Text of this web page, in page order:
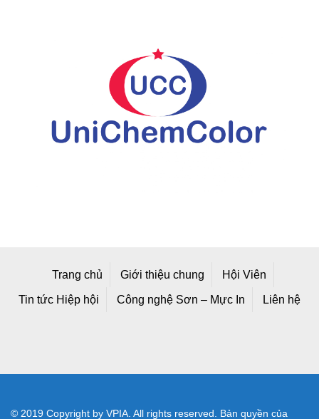
Trang chủ Giới thiệu chung Hội Viên
Tin tức Hiệp hội Công nghệ Sơn – Mực In Liên hệ
© 2019 Copyright by VPIA. All rights reserved. Bản quyền của